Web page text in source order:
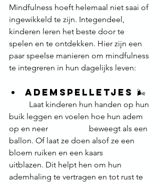
Mindfulness hoeft helemaal niet saai of
ingewikkeld te zijn. Integendeel,
kinderen leren het beste door te
spelen en te ontdekken. Hier zijn een
paar speelse manieren om mindfulness
te integreren in hun dagelijks leven:
Ademspelletjes 🌬️
buik leggen en voelen hoe hun adem
op en neer 		beweegt als een
ballon. Of laat ze doen alsof ze een
bloem ruiken en een kaars
uitblazen. Dit helpt hen om hun
ademhaling te vertragen en tot rust te